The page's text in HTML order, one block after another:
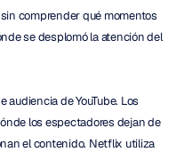
comprender qué momentos
se desplomó la atención del
de YouTube. Los
los espectadores dejan de
el contenido. Netflix utiliza